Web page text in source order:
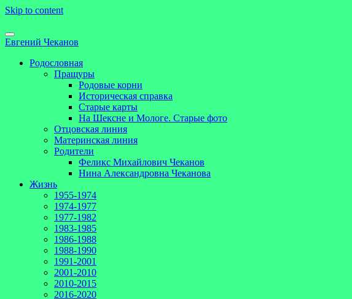
Skip to content
Евгений Чеканов
Родословная
Пращуры
Родовые корни
Историческая справка
Старые карты
На Шексне и Мологе. Старые фото
Отцовская линия
Материнская линия
Родители
Феликс Михайлович Чеканов
Нина Александровна Чеканова
Жизнь
1955-1974
1974-1977
1977-1982
1983-1985
1986-1988
1988-1990
1991-2001
2001-2010
2010-2015
2016-2020